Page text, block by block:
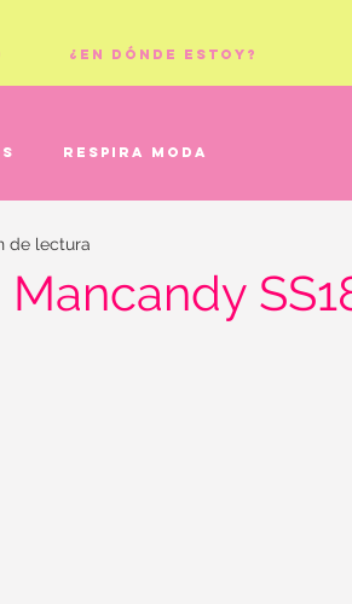
¿En dónde estoy?
Respira moda
de lectura